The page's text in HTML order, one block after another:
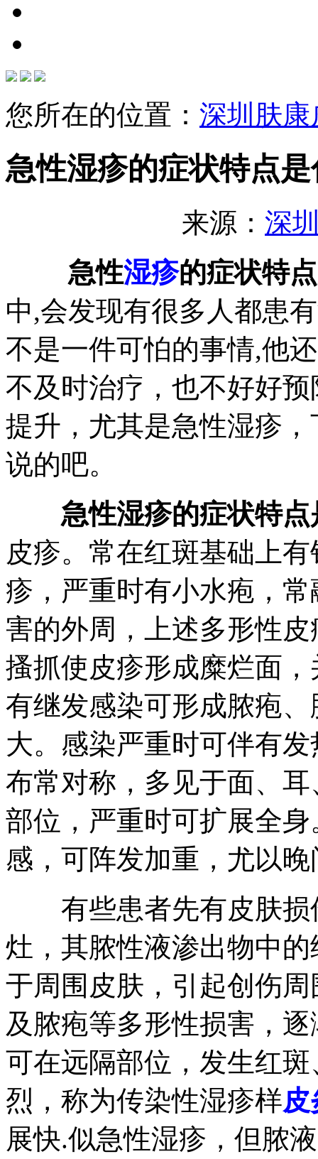
您所在的位置： 深圳肤
急性湿疹的症状特点
来源： 深
急性湿疹的症状特
中,会发现有很多人都患
不是一件可怕的事情,他
不及时治疗，也不好好
提升，尤其是急性湿疹
说的吧。
急性湿疹的症状特点
皮疹。常在红斑基础上
疹，严重时有小水疱，
害的外周，上述多形性
搔抓使皮疹形成糜烂面
有继发感染可形成脓疱
大。感染严重时可伴有
布常对称，多见于面、
部位，严重时可扩展全
感，可阵发加重，尤以
有些患者先有皮肤损
灶，其脓性液渗出物中
于周围皮肤，引起创伤
及脓疱等多形性损害，
可在远隔部位，发生红
烈，称为传染性湿疹样皮
展快.似急性湿疹，但脓